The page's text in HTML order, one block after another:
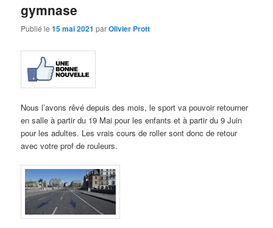
gymnase
Publié le15 mai 2021 parOlivier Prott
Nous l’avons rêvé depuis des mois, le sport va pouvoir retourner
en salle à partir du 19 Mai pour les enfants et à partir du 9 Juin
pour les adultes. Les vrais cours de roller sont donc de retour
avec votre prof de rouleurs.